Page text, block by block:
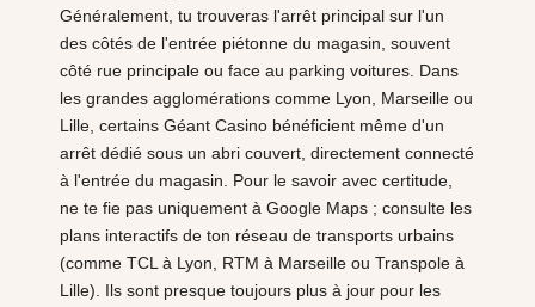
Généralement, tu trouveras l'arrêt principal sur l'un
des côtés de l'entrée piétonne du magasin, souvent
côté rue principale ou face au parking voitures. Dans
les grandes agglomérations comme Lyon, Marseille ou
Lille, certains Géant Casino bénéficient même d'un
arrêt dédié sous un abri couvert, directement connecté
à l'entrée du magasin. Pour le savoir avec certitude,
ne te fie pas uniquement à Google Maps ; consulte les
plans interactifs de ton réseau de transports urbains
(comme TCL à Lyon, RTM à Marseille ou Transpole à
Lille). Ils sont presque toujours plus à jour pour les